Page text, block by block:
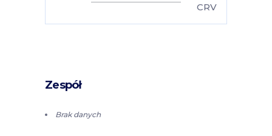
CRV
Zespół
Brak danych